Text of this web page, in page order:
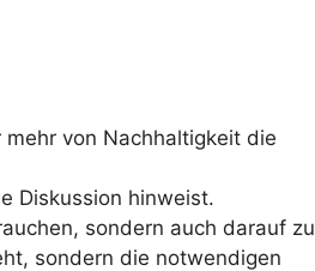
von Nachhaltigkeit die
Diskussion hinweist.
sondern auch darauf zu
sondern die notwendigen